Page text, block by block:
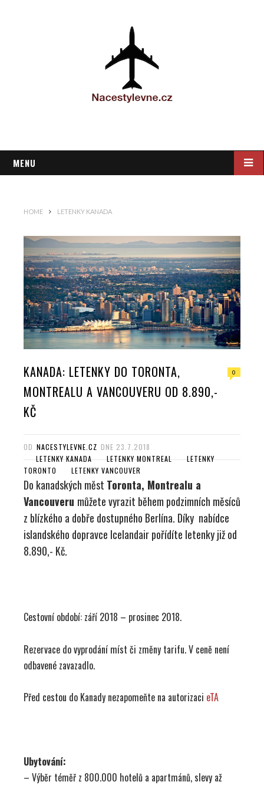
MENU
HOME LETENKY KANADA
KANADA: LETENKY DO TORONTA,
MONTREALU A VANCOUVERU OD 8.890,-
KČ
0
OD NACESTYLEVNE.CZ DNE 23.7.2018
LETENKY KANADA
LETENKY MONTREAL
LETENKY
TORONTO
LETENKY VANCOUVER
Do kanadských měst Toronta, Montrealu a
Vancouveru můžete vyrazit během podzimních měsíců
z blízkého a dobře dostupného Berlína. Díky nabídce
islandského dopravce Icelandair pořídíte letenky již od
8.890,- Kč.
Cestovní období: září 2018 – prosinec 2018.
Rezervace do vyprodání míst či změny tarifu. V ceně není
odbavené zavazadlo.
Před cestou do Kanady nezapomeňte na autorizaci eTA
Ubytování:
– Výběr téměř z 800.000 hotelů a apartmánů, slevy až